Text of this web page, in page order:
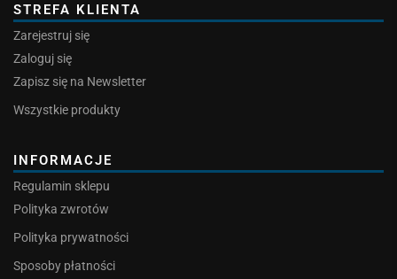
STREFA KLIENTA
Zarejestruj się
Zaloguj się
Zapisz się na Newsletter
Wszystkie produkty
INFORMACJE
Regulamin sklepu
Polityka zwrotów
Polityka prywatności
Sposoby płatności